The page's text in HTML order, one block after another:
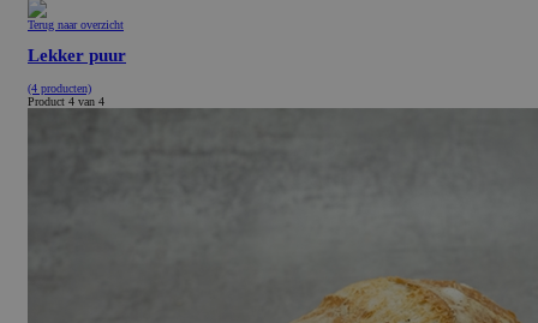
Terug naar overzicht
Lekker puur
(4 producten)
Product 4 van 4